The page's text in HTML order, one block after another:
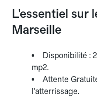
L'essentiel sur
Marseille
Disponibilité :
mp2.
Attente
l'atterrissage.